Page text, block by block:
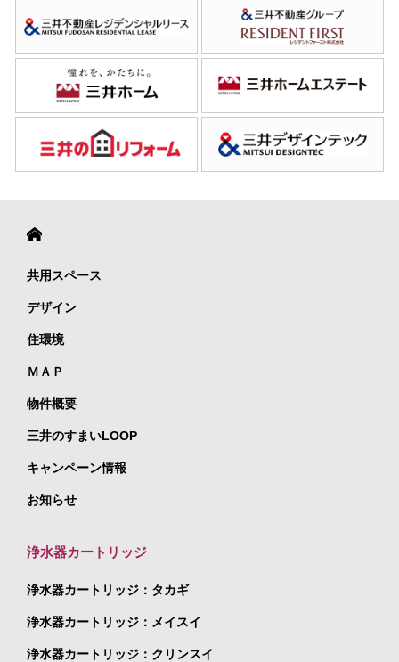
共用スペース
デザイン
住環境
ＭＡＰ
物件概要
三井のすまいLOOP
キャンペーン情報
お知らせ
浄水器カートリッジ
浄水器カートリッジ：タカギ
浄水器カートリッジ：メイスイ
浄水器カートリッジ：クリンスイ